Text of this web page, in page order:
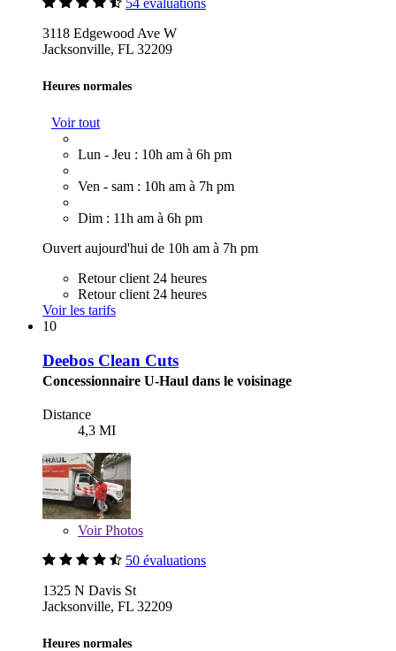
54 évaluations
3118 Edgewood Ave W
Jacksonville, FL 32209
Heures normales
Voir tout
Lun - Jeu : 10h am à 6h pm
Ven - sam : 10h am à 7h pm
Dim : 11h am à 6h pm
Ouvert aujourd'hui de 10h am à 7h pm
Retour client 24 heures
Retour client 24 heures
Voir les tarifs
10
Deebos Clean Cuts
Concessionnaire U-Haul dans le voisinage
Distance
4,3 MI
VoirPhotos
50 évaluations
1325 N Davis St
Jacksonville, FL 32209
Heures normales